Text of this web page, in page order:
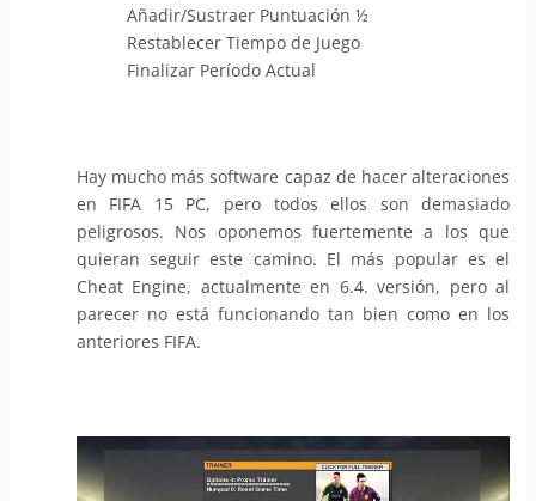
Añadir/Sustraer Puntuación ½
Restablecer Tiempo de Juego
Finalizar Período Actual
Hay mucho más software capaz de hacer alteraciones
en FIFA 15 PC, pero todos ellos son demasiado
peligrosos. Nos oponemos fuertemente a los que
quieran seguir este camino. El más popular es el
Cheat Engine, actualmente en 6.4. versión, pero al
parecer no está funcionando tan bien como en los
anteriores FIFA.